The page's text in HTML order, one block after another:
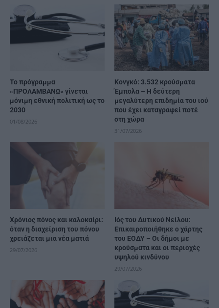
Το πρόγραμμα
«ΠΡΟΛΑΜΒΑΝΩ» γίνεται
μόνιμη εθνική πολιτική ως το
2030
01/08/2026
Κονγκό: 3.532 κρούσματα
Έμπολα – Η δεύτερη
μεγαλύτερη επιδημία του ιού
που έχει καταγραφεί ποτέ
στη χώρα
31/07/2026
Χρόνιος πόνος και καλοκαίρι:
όταν η διαχείριση του πόνου
χρειάζεται μια νέα ματιά
29/07/2026
Ιός του Δυτικού Νείλου:
Επικαιροποιήθηκε ο χάρτης
του ΕΟΔΥ – Οι δήμοι με
κρούσματα και οι περιοχές
υψηλού κινδύνου
29/07/2026